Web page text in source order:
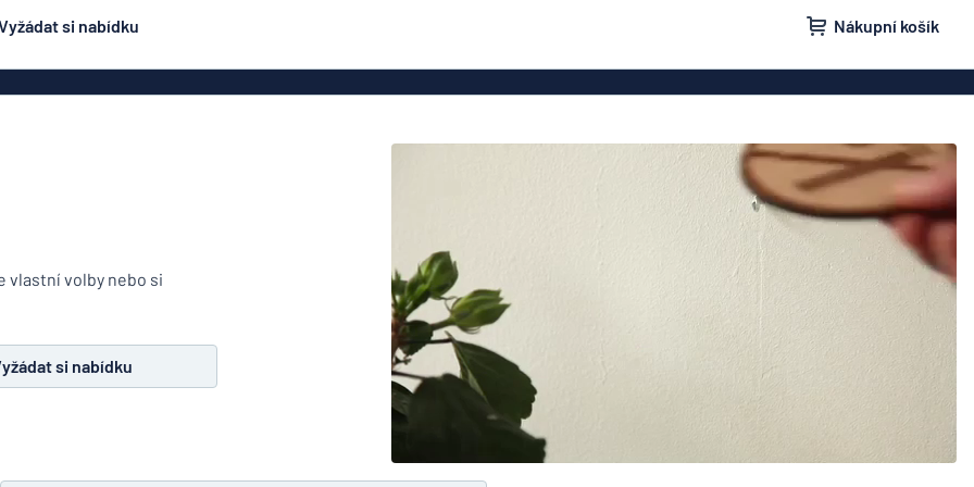
si nabídku Nákupní košík
smaltovanému značení
Domovní značení
Značení na dopisní schránky Značení „Žádnou nežádoucí poštu“
Dveřní značení Štítky a cedulky
vlastní volby nebo si
si nabídku